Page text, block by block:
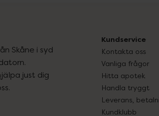
Skåne i syd
just dig
Kundservice
Kontakta oss
Vanliga frågor
Hitta apotek
Handla tryggt
Leverans,
Kundklubb